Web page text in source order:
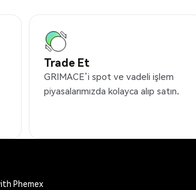
Trade Et
GRIMACE’i spot ve vadeli işlem
piyasalarımızda kolayca alıp satın.
Phemex